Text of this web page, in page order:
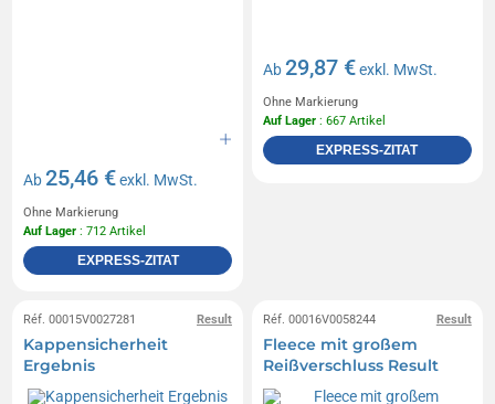
Ab25,46 €exkl. MwSt.
Ohne Markierung
Auf Lager : 712 Artikel
EXPRESS-ZITAT
Ab29,87 €exkl. MwSt.
Ohne Markierung
Auf Lager : 667 Artikel
EXPRESS-ZITAT
Result
Réf. 00015V0027281
Kappensicherheit
Ergebnis
Result
Réf. 00016V0058244
Fleece mit großem
Reißverschluss Result